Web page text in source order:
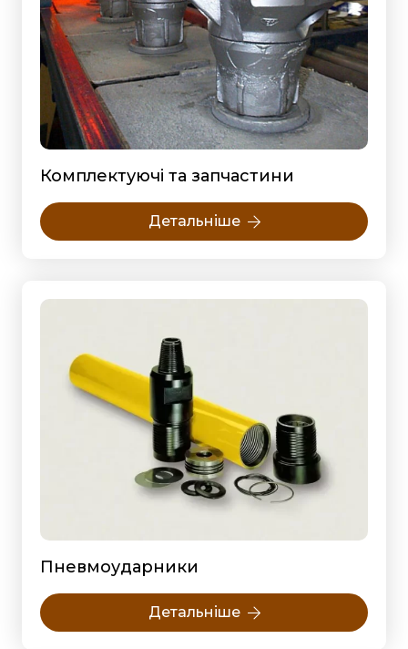
Комплектуючі та запчастини
Детальніше
Пневмоударники
Детальніше